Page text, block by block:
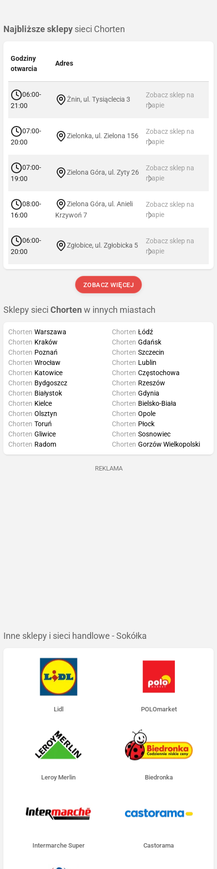
Najbliższe sklepy sieci Chorten
Godziny
otwarcia
Adres
06:00-
21:00
Żnin, ul. Tysiąclecia 3
Zobacz sklep na
mapie
07:00-
20:00
Zielonka, ul. Zielona 156
Zobacz sklep na
mapie
07:00-
19:00
Zielona Góra, ul. Zyty 26
Zobacz sklep na
mapie
08:00-
16:00
Zielona Góra, ul. Anieli
Krzywoń 7
Zobacz sklep na
mapie
06:00-
20:00
Zgłobice, ul. Zgłobicka 5
Zobacz sklep na
mapie
ZOBACZ WIĘCEJ
Sklepy sieci Chorten w innych miastach
Chorten Warszawa
Chorten Kraków
Chorten Poznań
Chorten Wrocław
Chorten Łódź
Chorten Gdańsk
Chorten Szczecin
Chorten Lublin
Chorten Katowice
Chorten Bydgoszcz
Chorten Białystok
Chorten Kielce
Chorten Częstochowa
Chorten Rzeszów
Chorten Gdynia
Chorten Bielsko-Biała
Chorten Olsztyn
Chorten Toruń
Chorten Gliwice
Chorten Radom
Chorten Opole
Chorten Płock
Chorten Sosnowiec
Chorten Gorzów Wielkopolski
REKLAMA
Inne sklepy i sieci handlowe - Sokółka
Lidl POLOmarket
Leroy Merlin Biedronka
Intermarche Super Castorama